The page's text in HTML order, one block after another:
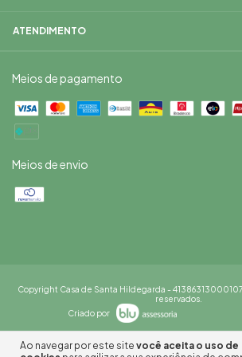
Ao navegar por este site você aceita o uso de
ATENDIMENTO
Meios de pagamento
Meios de envio
Copyright Casa de Santa Hildegarda - 41386313000107
reservados.
Criado por